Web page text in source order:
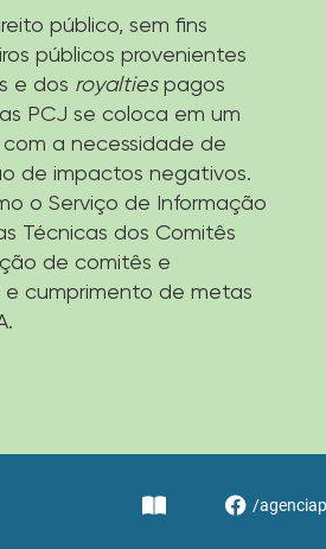
público, sem fins
públicos provenientes
e dos royaltiespagos
PCJ se coloca em um
a necessidade de
de impactos negativos.
o Serviço de Informação
Técnicas dos Comitês
de comitês e
e cumprimento de metas
/